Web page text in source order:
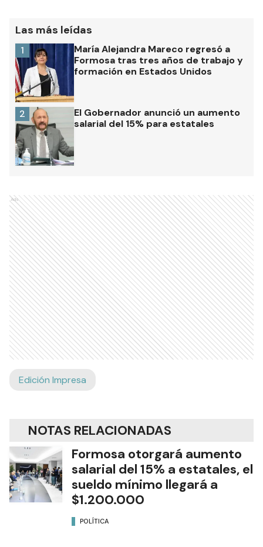
Las más leídas
María Alejandra Mareco regresó a
Formosa tras tres años de trabajo y
formación en Estados Unidos
1
El Gobernador anunció un aumento
salarial del 15% para estatales
2
Ads
Edición Impresa
NOTAS RELACIONADAS
Formosa otorgará aumento
salarial del 15% a estatales, el
sueldo mínimo llegará a
$1.200.000
POLÍTICA